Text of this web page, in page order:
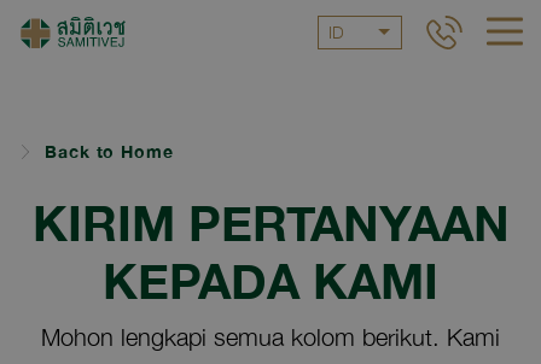
ID
Back to Home
KIRIM PERTANYAAN
KEPADA KAMI
Mohon lengkapi semua kolom berikut. Kami